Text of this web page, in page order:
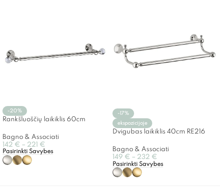
-20%
Rankšluoščių laikiklis 60cm
Bagno & Associati
142 € – 221 €
Pasirinkti Savybes
-17%
ekspozicijoje
Dvigubas laikiklis 40cm RE216
Bagno & Associati
149 € – 232 €
Pasirinkti Savybes